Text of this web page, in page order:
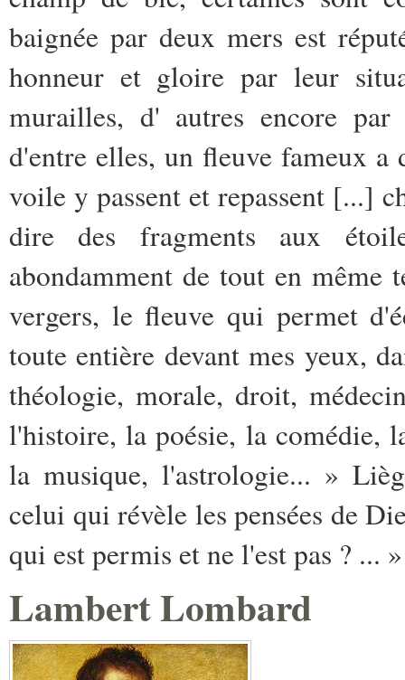
baignée par deux mers est
honneur et gloire par leur
murailles, d' autres encore par
d'entre elles, un fleuve fameux a
voile y passent et repassent [...]
dire des fragments aux
abondamment de tout en
vergers, le fleuve qui permet
toute entière devant mes yeux,
théologie, morale, droit,
l'histoire, la poésie, la comédie,
la musique, l'astrologie... »
celui qui révèle les pensées de
qui est permis et ne l'est pas ? ... »
Lambert Lombard